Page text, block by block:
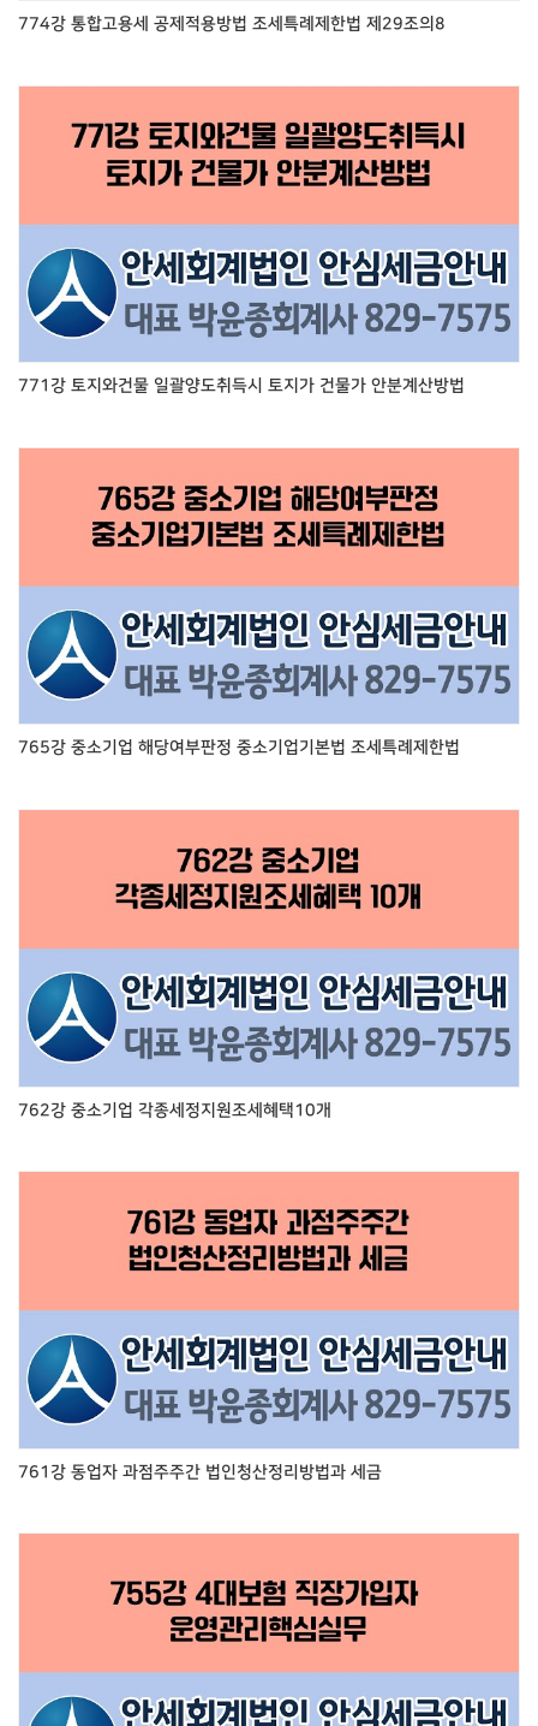
774강 통합고용세 공제적용방법 조세특례제한법 제29조의8
771강 토지와건물 일괄양도취득시 토지가 건물가 안분계산방법
765강 중소기업 해당여부판정 중소기업기본법 조세특례제한법
762강 중소기업 각종세정지원조세혜택10개
761강 동업자 과점주주간 법인청산정리방법과 세금